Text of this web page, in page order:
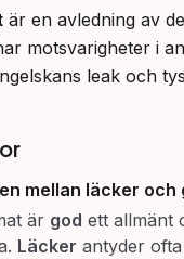
är en avledning av
motsvarigheter i
leak och
mellan läcker och
är god ett allmänt
Läcker antyder